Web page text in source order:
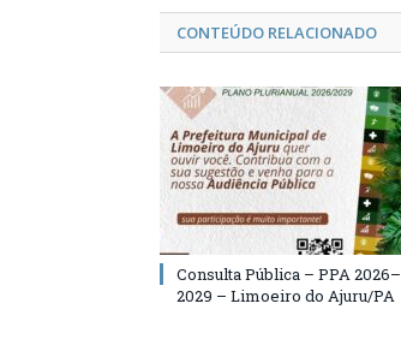
CONTEÚDO RELACIONADO
Consulta Pública – PPA 2026–
2029 – Limoeiro do Ajuru/PA